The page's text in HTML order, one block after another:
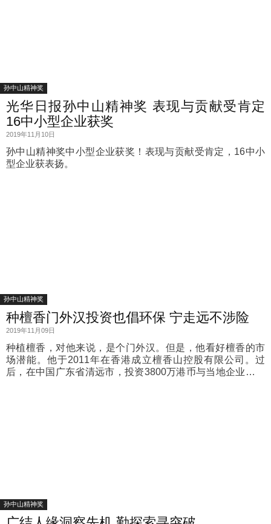
孙中山精神奖
光华日报孙中山精神奖 表现与贡献受肯定
16中小型企业获奖
2019年11月10日
孙中山精神奖中小型企业获奖！表现与贡献受肯定，16中小
型企业获表扬。
孙中山精神奖
种檀香门外汉投资也倡环保 宁走远不涉险
2019年11月09日
种植檀香，对他来说，是个门外汉。但是，他看好檀香的市
场潜能。他于2011年在香港成立檀香山控股有限公司。过
后，在中国广东省清远市，投资3800万港币与当地企业家黄
孙中山精神奖